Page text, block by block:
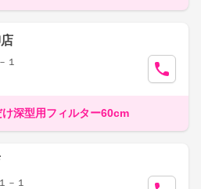
１
深型用フィルター60cm
－１